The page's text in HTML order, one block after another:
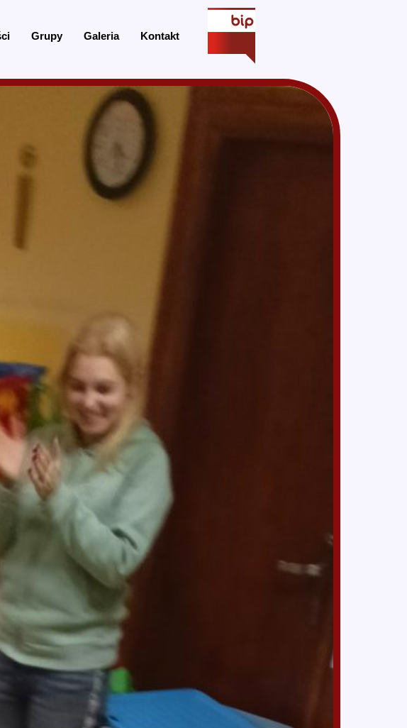
Grupy Galeria Kontakt